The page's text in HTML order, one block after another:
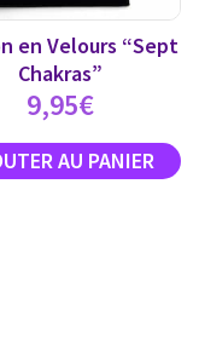
en Velours “Sept
Chakras”
9,95€